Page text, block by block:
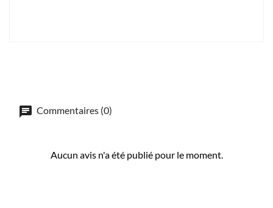
Commentaires (0)
Aucun avis n'a été publié pour le moment.